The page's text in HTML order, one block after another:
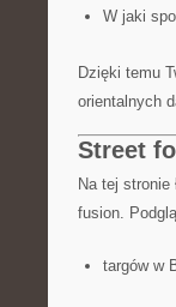
W jaki
Dzięki temu
orientalnych
Street
Na tej
fusion.
targów w